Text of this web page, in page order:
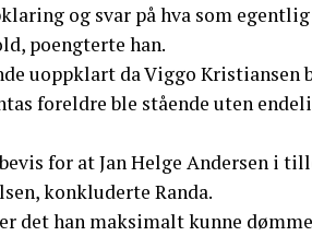
og svar på hva som
poengterte han.
uoppklart da Viggo Kristiansen
foreldre ble stående uten
for at Jan Helge Andersen i
konkluderte Randa.
det han maksimalt kunne